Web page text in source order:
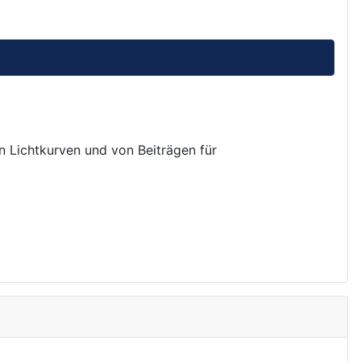
Lichtkurven und von Beiträgen für